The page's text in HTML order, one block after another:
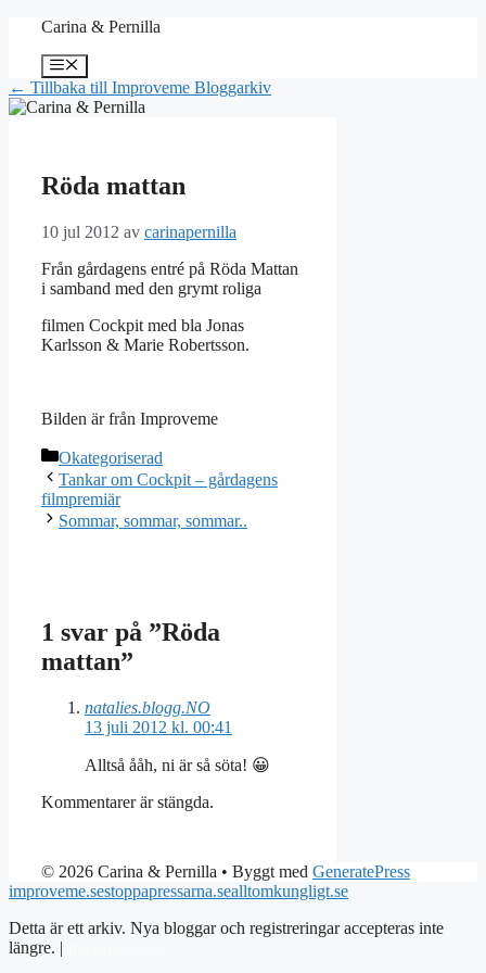
Hoppa
innehåll
Carina & Pernilla
Meny
← Tillbaka till Improveme Bloggarkiv
Röda mattan
10 jul 2012 av carinapernilla
Från gårdagens entré på Röda Mattan
i samband med den grymt roliga
filmen Cockpit med bla Jonas
Karlsson & Marie Robertsson.
Bilden är från Improveme
Kategorier
Okategoriserad
Tankar om Cockpit – gårdagens
filmpremiär
Sommar, sommar, sommar..
1 svar på ”Röda
mattan”
natalies.blogg.NO
13 juli 2012 kl. 00:41
Alltså ååh, ni är så söta! 😀
Kommentarer är stängda.
© 2026 Carina & Pernilla • Byggt med GeneratePress
improveme.sestoppapressarna.sealltomkungligt.se
Detta är ett arkiv. Nya bloggar och registreringar accepteras inte
längre. |